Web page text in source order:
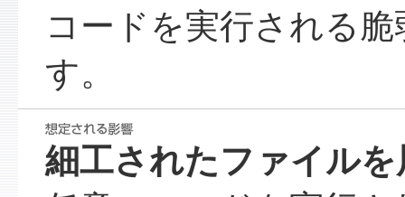
コードを実行される
す。
細工されたファイル